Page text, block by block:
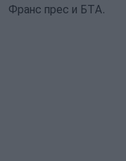
Франс прес и БТА.